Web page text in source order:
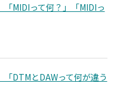
MIDIって何？」「MIDIっ
DTMとDAWって何が違う